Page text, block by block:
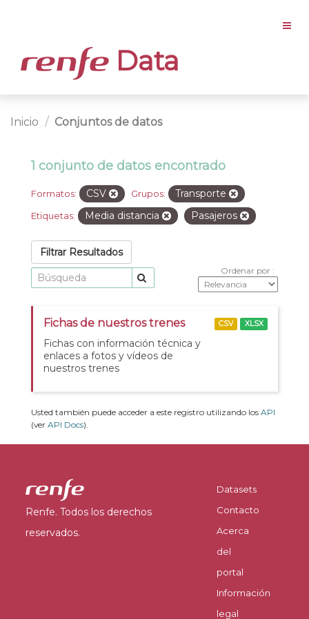
Data
Inicio Conjuntos de datos
1 conjunto de datos encontrado
Formatos: CSV Grupos: Transporte
Etiquetas: Media distancia Pasajeros
Filtrar Resultados
Ordenar por
Fichas de nuestros trenes
Fichas con información técnica y
enlaces a fotos y vídeos de
nuestros trenes
CSV XLSX
Usted también puede acceder a este registro utilizando los API
(ver API Docs).
Renfe. Todos los derechos
reservados.
Datasets
Contacto
Acerca
del
portal
Información
legal